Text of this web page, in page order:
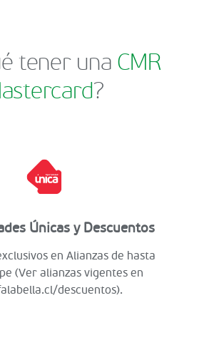
tener una CMR
?
Únicas y Descuentos
en Alianzas de hasta
(Ver alianzas vigentes en
descuentos).